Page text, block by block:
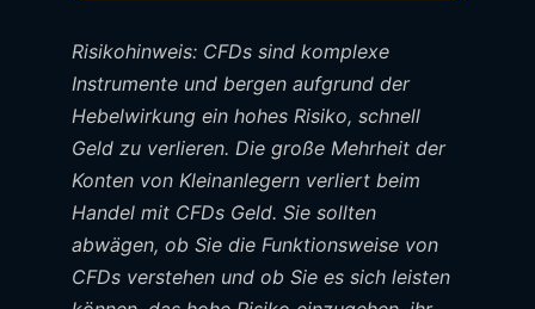
Risikohinweis: CFDs sind komplexe
Instrumente und bergen aufgrund der
Hebelwirkung ein hohes Risiko, schnell
Geld zu verlieren. Die große Mehrheit der
Konten von Kleinanlegern verliert beim
Handel mit CFDs Geld. Sie sollten
abwägen, ob Sie die Funktionsweise von
CFDs verstehen und ob Sie es sich leisten